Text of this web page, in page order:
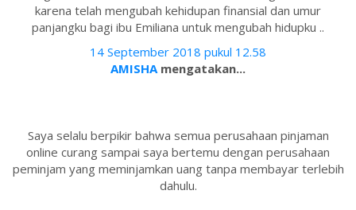
karena telah mengubah kehidupan finansial dan umur
panjangku bagi ibu Emiliana untuk mengubah hidupku ..
14 September 2018 pukul 12.58
AMISHAmengatakan...
Saya selalu berpikir bahwa semua perusahaan pinjaman
online curang sampai saya bertemu dengan perusahaan
peminjam yang meminjamkan uang tanpa membayar terlebih
dahulu.